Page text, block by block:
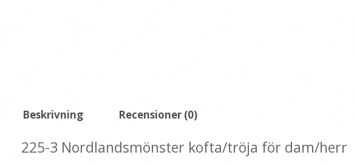
Beskrivning Recensioner (0)
225-3 Nordlandsmönster kofta/tröja för dam/herr